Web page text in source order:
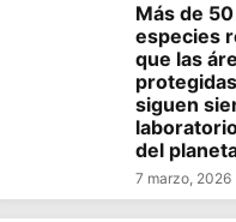
Más de
especies
que las
siguen
del
7 marzo, 2026